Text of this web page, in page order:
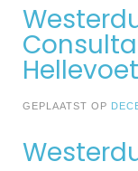
GEPLAATST OP